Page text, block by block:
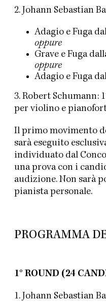
2. Johann Sebastian
Adagio e Fuga
oppure
Grave e Fuga
oppure
Adagio e Fuga
3. Robert Schumann:
per violino e
Il primo movimento
sarà eseguito
individuato dal
una prova con i
audizione. Non sarà
pianista personale.
PROGRAMMA
1° ROUND (24
1. Johann Sebastian